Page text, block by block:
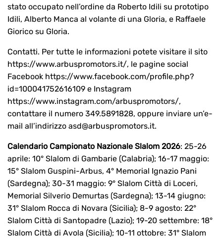
stato occupato nell’ordine da Roberto Idili su prototipo
Idili, Alberto Manca al volante di una Gloria, e Raffaele
Giorico su Gloria.
Contatti. Per tutte le informazioni potete visitare il sito
https://www.arbuspromotors.it/, le pagine social
Facebook https://www.facebook.com/profile.php?
id=100041752616109 e Instagram
https://www.instagram.com/arbuspromotors/,
contattare il numero 349.5891828, oppure inviare un’e-
mail all’indirizzo asd@arbuspromotors.it.
Calendario Campionato Nazionale Slalom 2026: 25-26
aprile: 10° Slalom di Gambarie (Calabria); 16-17 maggio:
15° Slalom Guspini-Arbus, 4° Memorial Ignazio Pani
(Sardegna); 30-31 maggio: 9° Slalom Città di Loceri,
Memorial Silverio Demurtas (Sardegna); 13-14 giugno:
31° Slalom Rocca di Novara (Sicilia); 8-9 agosto: 22°
Slalom Città di Santopadre (Lazio); 19-20 settembre: 18°
Slalom Città di Avola (Sicilia); 10-11 ottobre: 31° Slalom